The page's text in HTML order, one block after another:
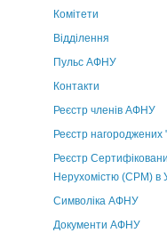
Комітети
Відділення
Пульс АФНУ
Контакти
Реєстр членів АФНУ
Реєстр
Реєстр
Нерухомістю (CPM) в
Символіка АФНУ
Документи АФНУ